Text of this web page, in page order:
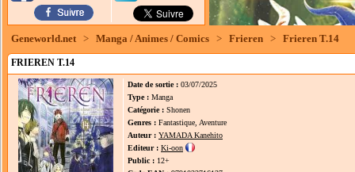
Geneworld.net > Manga / Animes / Comics > Frieren > Frieren T.14
FRIEREN T.14
Date de sortie : 03/07/2025
Type : Manga
Catégorie : Shonen
Genres : Fantastique, Aventure
Auteur : YAMADA Kanehito
Editeur : Ki-oon
Public : 12+